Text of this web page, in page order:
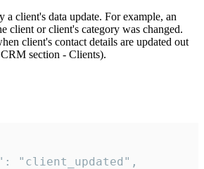
a client's data update. For example, an
client or client's category was changed.
client's contact details are updated out
section - Clients).
"client_updated",